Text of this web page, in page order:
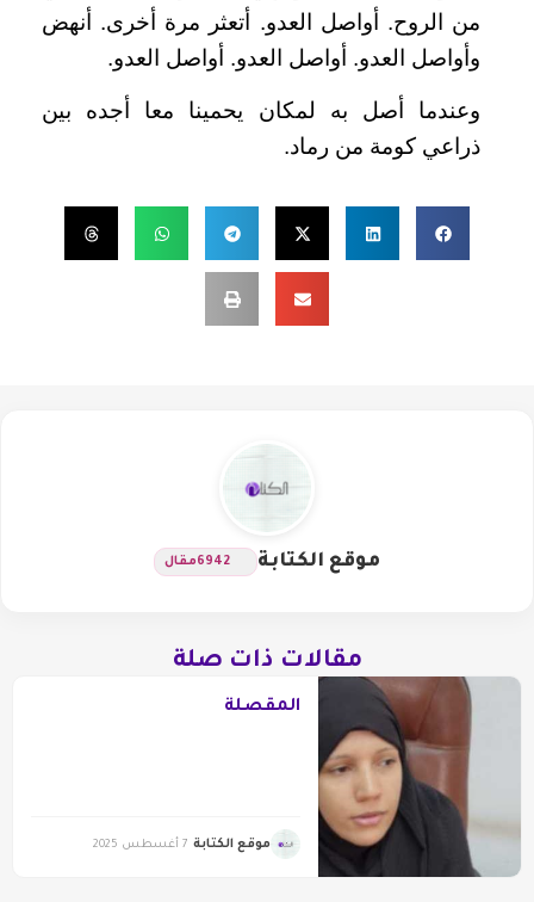
من الروح. أواصل العدو. أتعثر مرة أخرى. أنهض
وأواصل العدو. أواصل العدو. أواصل العدو.
وعندما أصل به لمكان يحمينا معا أجده بين
ذراعي كومة من رماد.
موقع الكتابة 6942مقال
مقالات ذات صلة
المقصلة
موقع الكتابة 7 أغسطس 2025